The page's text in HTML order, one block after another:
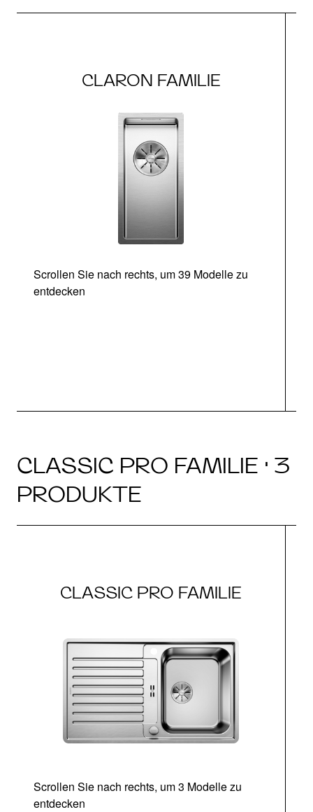
CLARON FAMILIE
Scrollen Sie nach rechts, um 39 Modelle zu
entdecken
CLASSIC PRO FAMILIE · 3
PRODUKTE
CLASSIC PRO FAMILIE
Scrollen Sie nach rechts, um 3 Modelle zu
entdecken